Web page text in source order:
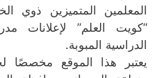
المعلمين المتميزين ذوي
“كويت العلم” لإعلانات
الدراسية المبوبة.
يعتبر هذا الموقع مخصصًا